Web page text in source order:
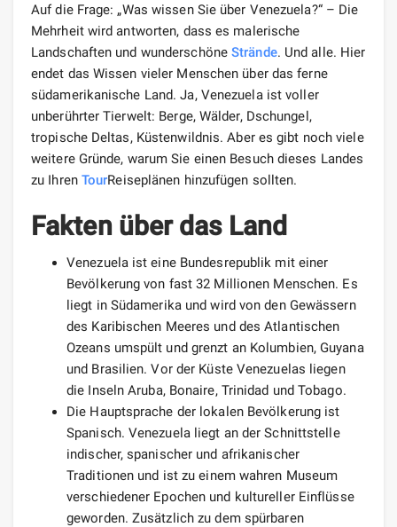
Auf die Frage: „Was wissen Sie über Venezuela?“ – Die
Mehrheit wird antworten, dass es malerische
Landschaften und wunderschöneStrände. Und alle. Hier
endet das Wissen vieler Menschen über das ferne
südamerikanische Land. Ja, Venezuela ist voller
unberührter Tierwelt: Berge, Wälder, Dschungel,
tropische Deltas, Küstenwildnis. Aber es gibt noch viele
weitere Gründe, warum Sie einen Besuch dieses Landes
zu Ihren TourReiseplänen hinzufügen sollten.
Fakten über das Land
Venezuela ist eine Bundesrepublik mit einer
Bevölkerung von fast 32 Millionen Menschen. Es
liegt in Südamerika und wird von den Gewässern
des Karibischen Meeres und des Atlantischen
Ozeans umspült und grenzt an Kolumbien, Guyana
und Brasilien. Vor der Küste Venezuelas liegen
die Inseln Aruba, Bonaire, Trinidad und Tobago.
Die Hauptsprache der lokalen Bevölkerung ist
Spanisch. Venezuela liegt an der Schnittstelle
indischer, spanischer und afrikanischer
Traditionen und ist zu einem wahren Museum
verschiedener Epochen und kultureller Einflüsse
geworden. Zusätzlich zu dem spürbaren